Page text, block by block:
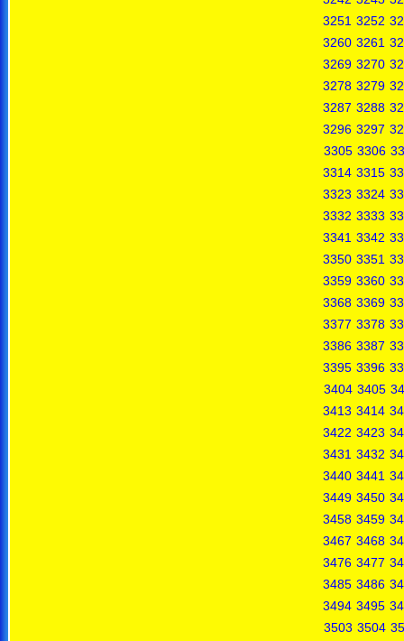
3251 3252
3260 3261
3269 3270
3278 3279
3287 3288
3296 3297
3305 3306
3314 3315
3323 3324
3332 3333
3341 3342
3350 3351
3359 3360
3368 3369
3377 3378
3386 3387
3395 3396
3404 3405
3413 3414
3422 3423
3431 3432
3440 3441
3449 3450
3458 3459
3467 3468
3476 3477
3485 3486
3494 3495
3503 3504